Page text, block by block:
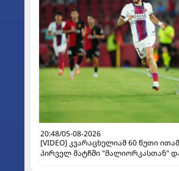
20:48/05-08-2026
[VIDEO] კვარაცხელიამ 60 წუთი
პირველ მატჩში "მალიორკასთან"